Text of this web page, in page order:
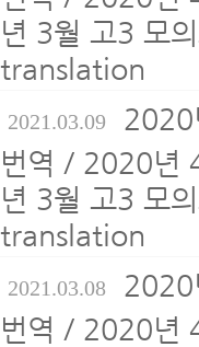
년 3월 고3 모
translation
2021.03.09 2020
번역 / 2020년
년 3월 고3 모
translation
2021.03.08 2020
번역 / 2020년